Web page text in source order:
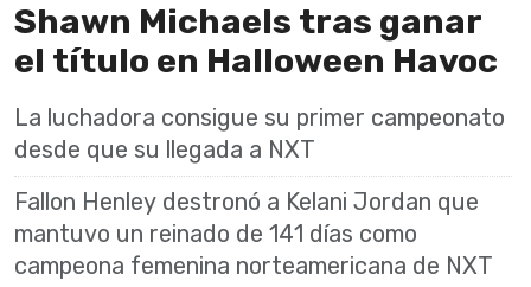
Shawn Michaels tras ganar
el título en Halloween Havoc
La luchadora consigue su primer campeonato
desde que su llegada a NXT
Fallon Henley destronó a Kelani Jordan que
mantuvo un reinado de 141 días como
campeona femenina norteamericana de NXT